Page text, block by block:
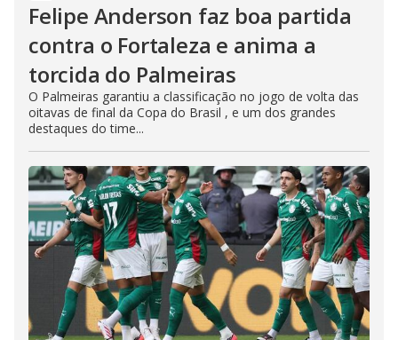
Felipe Anderson faz boa partida
contra o Fortaleza e anima a
torcida do Palmeiras
O Palmeiras garantiu a classificação no jogo de volta das
oitavas de final da Copa do Brasil , e um dos grandes
destaques do time...